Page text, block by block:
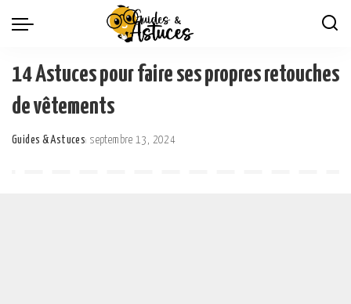
14 Astuces pour faire ses propres retouches
de vêtements
Guides & Astuces septembre 13, 2024